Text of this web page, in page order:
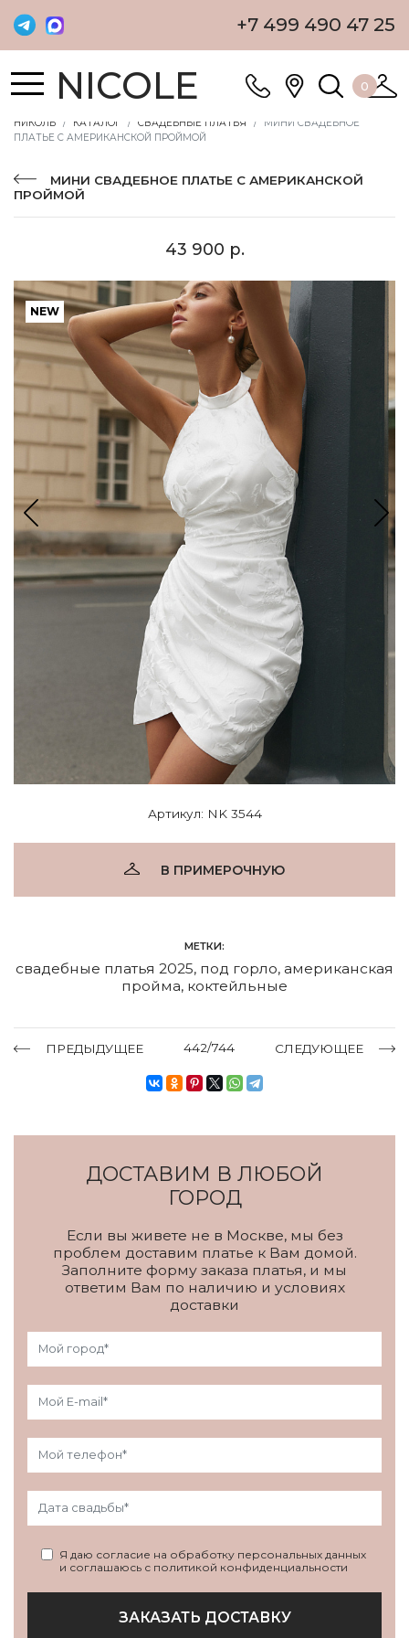
+7 499 490 47 25
NICOLE 0
НИКОЛЬ КАТАЛОГ СВАДЕБНЫЕ ПЛАТЬЯ
МИНИ СВАДЕБНОЕ
ПЛАТЬЕ С АМЕРИКАНСКОЙ ПРОЙМОЙ
МИНИ СВАДЕБНОЕ ПЛАТЬЕ С АМЕРИКАНСКОЙ
ПРОЙМОЙ
43 900 р.
NEW
Артикул: NK 3544
В ПРИМЕРОЧНУЮ
МЕТКИ:
свадебные платья 2025, под горло, американская
пройма, коктейльные
ПРЕДЫДУЩЕЕ 442/744 СЛЕДУЮЩЕЕ
ДОСТАВИМ В ЛЮБОЙ
ГОРОД
Если вы живете не в Москве, мы без
проблем доставим платье к Вам домой.
Заполните форму заказа платья, и мы
ответим Вам по наличию и условиях
доставки
Я даю согласие на обработку персональных данных
и соглашаюсь с политикой конфиденциальности
ЗАКАЗАТЬ ДОСТАВКУ